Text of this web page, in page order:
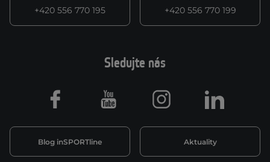
+420 556 770 195 +420 556 770 199
Sledujte nás
Blog inSPORTline Aktuality
Facebook Youtube Instagram LinkedIn